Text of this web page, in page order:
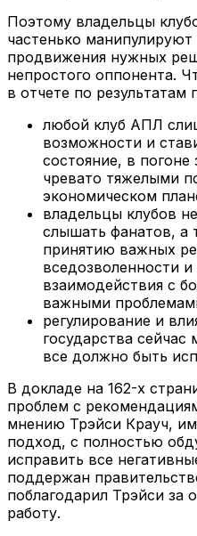
Поэтому владельцы
частенько
продвижения нужных
непростого оппонента.
в отчете по результатам
любой клуб АПЛ
возможности и
состояние, в погоне
чревато тяжелыми
экономическом
владельцы клубов
слышать фанатов, а
принятию важных
вседозволенности и
взаимодействия с
важными
регулирование и
государства
все должно быть
В докладе на 162-х
проблем с
мнению Трэйси Крауч,
подход, с полностью
исправить все
поддержан
поблагодарил Трэйси за
работу.